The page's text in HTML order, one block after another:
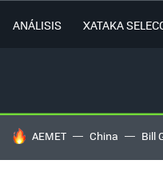
ANÁLISIS XATAKA
HOY SE HABLA DE
AEMET China Bill